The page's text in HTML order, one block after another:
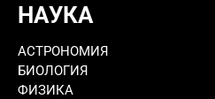
НАУКА
АСТРОНОМИЯ
БИОЛОГИЯ
ФИЗИКА